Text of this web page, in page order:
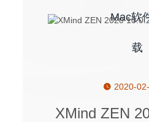
2020-
XMind ZEN
Skip Tunes 3.3.1 – 菜单栏
File Multi Tool 6.24 – 文件创建